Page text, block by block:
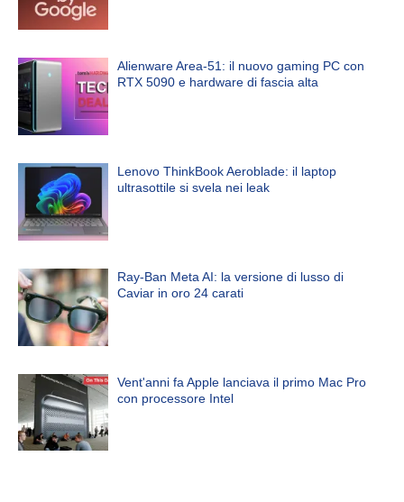
Alienware Area-51: il nuovo gaming PC con
RTX 5090 e hardware di fascia alta
Lenovo ThinkBook Aeroblade: il laptop
ultrasottile si svela nei leak
Ray-Ban Meta AI: la versione di lusso di
Caviar in oro 24 carati
Vent'anni fa Apple lanciava il primo Mac Pro
con processore Intel